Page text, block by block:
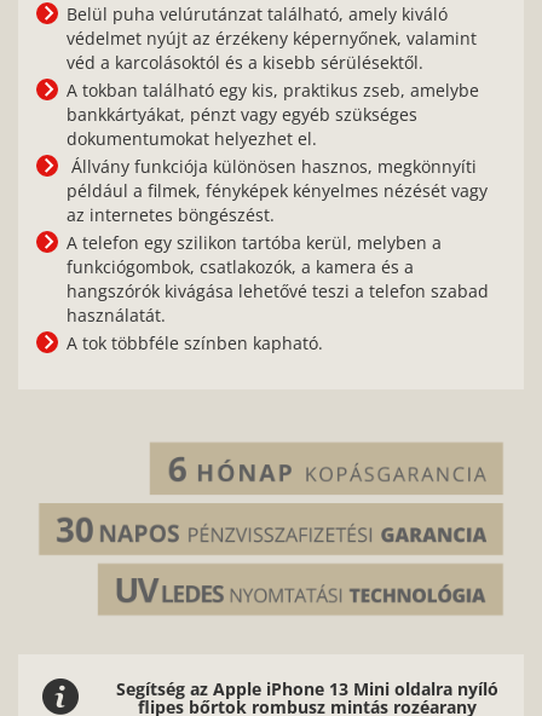
Belül puha velúrutánzat található, amely kiváló
védelmet nyújt az érzékeny képernyőnek, valamint
véd a karcolásoktól és a kisebb sérülésektől.
A tokban található egy kis, praktikus zseb, amelybe
bankkártyákat, pénzt vagy egyéb szükséges
dokumentumokat helyezhet el.
Állvány funkciója különösen hasznos, megkönnyíti
például a filmek, fényképek kényelmes nézését vagy
az internetes böngészést.
A telefon egy szilikon tartóba kerül, melyben a
funkciógombok, csatlakozók, a kamera és a
hangszórók kivágása lehetővé teszi a telefon szabad
használatát.
A tok többféle színben kapható.
Segítség az Apple iPhone 13 Mini oldalra nyíló
flipes bőrtok rombusz mintás rozéarany